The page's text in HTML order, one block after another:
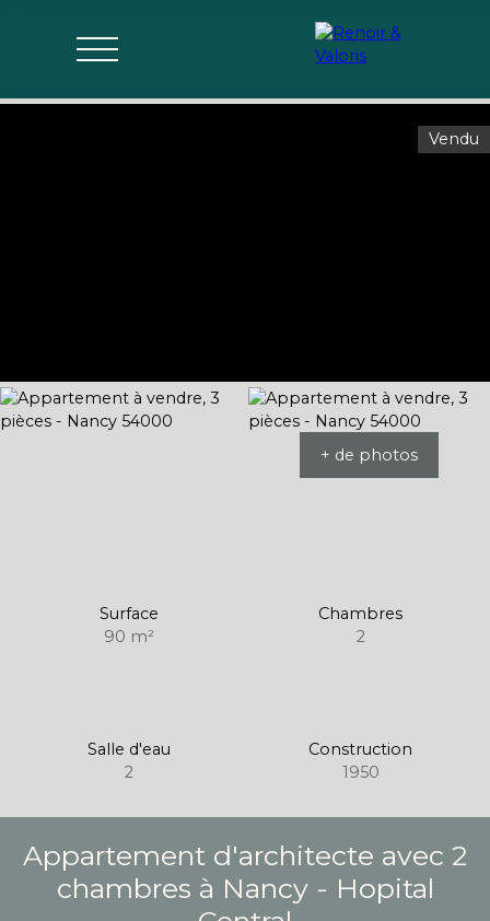
Vendu
+ de photos
Surface
90 m²
Chambres
2
Salle d'eau
2
Construction
1950
Appartement d'architecte avec 2
chambres à Nancy - Hopital